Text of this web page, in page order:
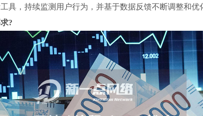
具，持续监测用户行为，并基于数据反馈不断调整和优
?